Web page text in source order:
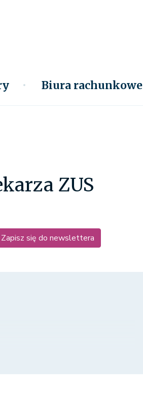
Biura rachunkowe
ZUS
Zapisz się do newslettera